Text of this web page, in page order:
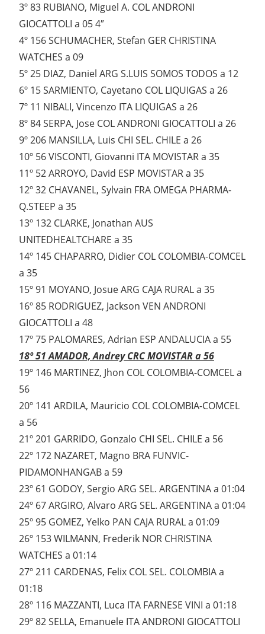
3º 83 RUBIANO, Miguel A. COL ANDRONI
GIOCATTOLI a 05 4″
4º 156 SCHUMACHER, Stefan GER CHRISTINA
WATCHES a 09
5º 25 DIAZ, Daniel ARG S.LUIS SOMOS TODOS a 12
6º 15 SARMIENTO, Cayetano COL LIQUIGAS a 26
7º 11 NIBALI, Vincenzo ITA LIQUIGAS a 26
8º 84 SERPA, Jose COL ANDRONI GIOCATTOLI a 26
9º 206 MANSILLA, Luis CHI SEL. CHILE a 26
10º 56 VISCONTI, Giovanni ITA MOVISTAR a 35
11º 52 ARROYO, David ESP MOVISTAR a 35
12º 32 CHAVANEL, Sylvain FRA OMEGA PHARMA-
Q.STEEP a 35
13º 132 CLARKE, Jonathan AUS
UNITEDHEALTCHARE a 35
14º 145 CHAPARRO, Didier COL COLOMBIA-COMCEL
a 35
15º 91 MOYANO, Josue ARG CAJA RURAL a 35
16º 85 RODRIGUEZ, Jackson VEN ANDRONI
GIOCATTOLI a 48
17º 75 PALOMARES, Adrian ESP ANDALUCIA a 55
18º 51 AMADOR, Andrey CRC MOVISTAR a 56
19º 146 MARTINEZ, Jhon COL COLOMBIA-COMCEL a
56
20º 141 ARDILA, Mauricio COL COLOMBIA-COMCEL
a 56
21º 201 GARRIDO, Gonzalo CHI SEL. CHILE a 56
22º 172 NAZARET, Magno BRA FUNVIC-
PIDAMONHANGAB a 59
23º 61 GODOY, Sergio ARG SEL. ARGENTINA a 01:04
24º 67 ARGIRO, Alvaro ARG SEL. ARGENTINA a 01:04
25º 95 GOMEZ, Yelko PAN CAJA RURAL a 01:09
26º 153 WILMANN, Frederik NOR CHRISTINA
WATCHES a 01:14
27º 211 CARDENAS, Felix COL SEL. COLOMBIA a
01:18
28º 116 MAZZANTI, Luca ITA FARNESE VINI a 01:18
29º 82 SELLA, Emanuele ITA ANDRONI GIOCATTOLI